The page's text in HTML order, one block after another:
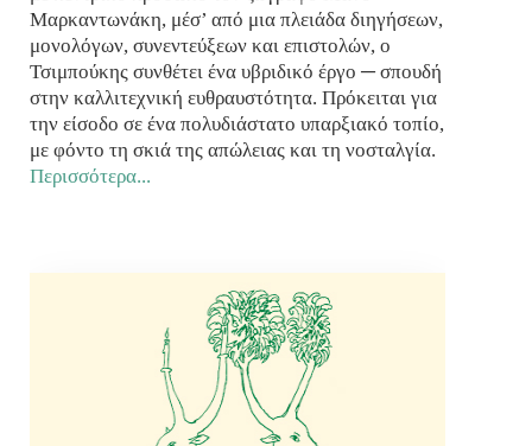
Μαρκαντωνάκη, μέσ’ από μια πλειάδα διηγήσεων,
μονολόγων, συνεντεύξεων και επιστολών, ο
Τσιμπούκης συνθέτει ένα υβριδικό έργο ─ σπουδή
στην καλλιτεχνική ευθραυστότητα. Πρόκειται για
την είσοδο σε ένα πολυδιάστατο υπαρξιακό τοπίο,
με φόντο τη σκιά της απώλειας και τη νοσταλγία.
Περισσότερα...